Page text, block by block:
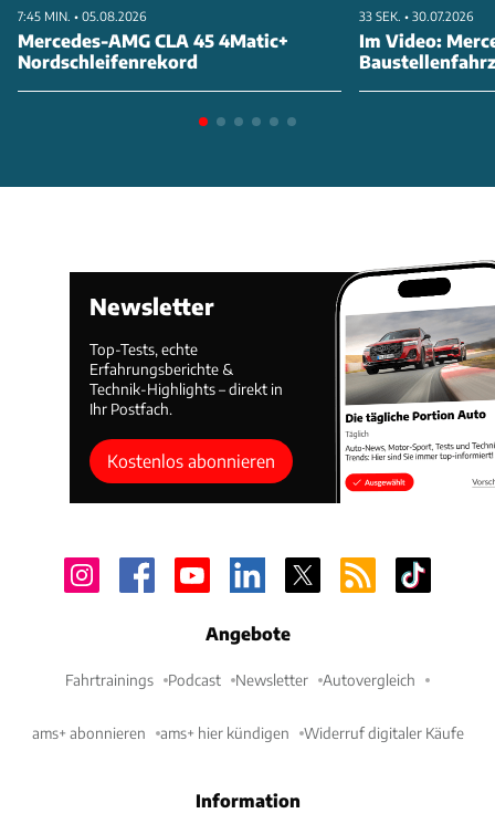
7:45 MIN. • 05.08.2026
Mercedes-AMG CLA 45 4Matic+
Nordschleifenrekord
33 SEK. • 30.07.2026
Im Video:
Newsletter
Top-Tests, echte
Erfahrungsberichte &
Technik-Highlights – direkt in
Ihr Postfach.
Kostenlos abonnieren
Angebote
Fahrtrainings Podcast Newsletter Autovergleich
ams+ abonnieren ams+ hier kündigen Widerruf digitaler Käufe
Information